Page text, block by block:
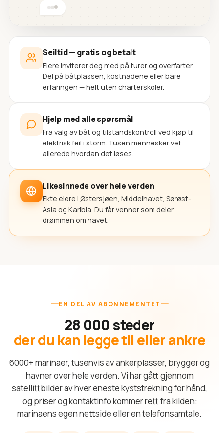
Seiltid — gratis og betalt
Eiere inviterer deg med på turer og overfarter.
Del på båtplassen, kostnadene eller bare
erfaringen — helt uten charterskoler.
Hjelp med alle spørsmål
Fra valg av båt og tilstandskontroll ved kjøp til
elektrisk feil i storm. Tusen mennesker vet
allerede hvordan det løses.
Likesinnede over hele verden
Ekte eiere i Østersjøen, Middelhavet, Sørøst-
Asia og Karibia. Du får venner som deler
drømmen om havet.
EN DEL AV ABONNEMENTET
28 000 steder
der du kan legge til eller ankre
6000+ marinaer, tusenvis av ankerplasser, brygger og
havner over hele verden. Vi har gått gjennom
satellittbilder av hver eneste kyststrekning for hånd,
og priser og kontaktinfo kommer rett fra kilden:
marinaens egen nettside eller en telefonsamtale.